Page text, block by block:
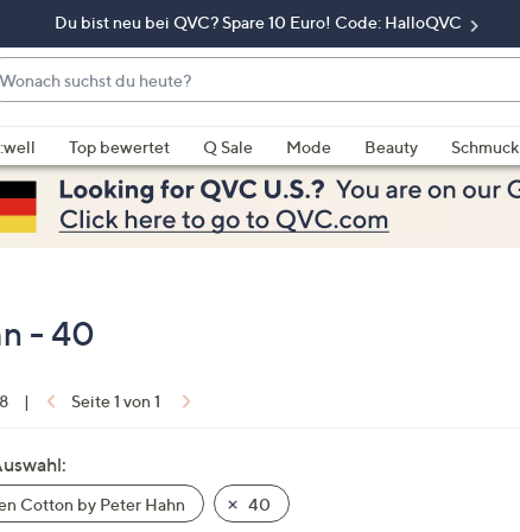
Du bist neu bei QVC? Spare 10 Euro! Code: HalloQVC
Top bewertet Q Sale Mode Beauty Schmuck
- 40
| Seite 1 von 1
Cotton by Peter Hahn 40